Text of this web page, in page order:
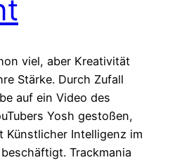
viel, aber Kreativität
Stärke. Durch Zufall
auf ein Video des
Yosh gestoßen,
Künstlicher Intelligenz im
Trackmania